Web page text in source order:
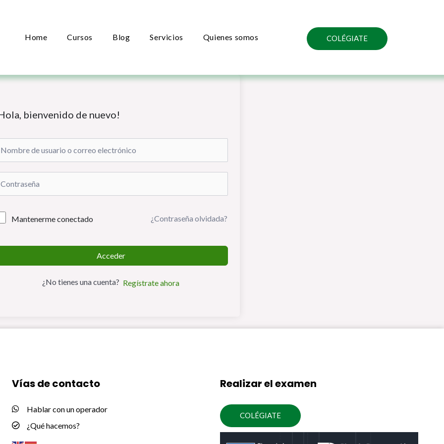
Home Cursos Blog Servicios Quienes somos COLÉGIATE
bienvenido de nuevo!
Mantenerme conectado ¿Contraseña olvidada?
Acceder
¿No tienes una cuenta? Regístrate ahora
Vías de contacto
Hablar con un operador
¿Qué hacemos?
Realizar el examen
COLÉGIATE